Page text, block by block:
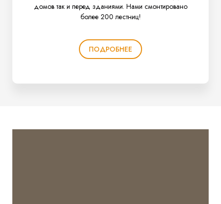
домов так и перед зданиями. Нами смонтировано
более 200 лестниц!
ПОДРОБНЕЕ